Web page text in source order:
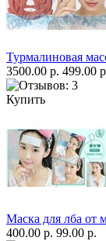
Турмалиновая
3500.00 р. 499.00
Купить
Маска для лба от
400.00 р. 99.00 р.